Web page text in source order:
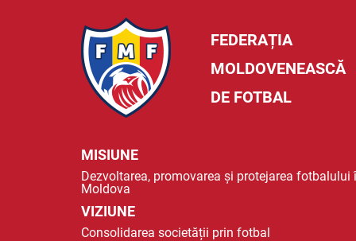
FEDERAȚIA
MOLDOVENEASCĂ
DE FOTBAL
MISIUNE
Dezvoltarea, promovarea și protejarea fotbalului
Moldova
VIZIUNE
Consolidarea societății prin fotbal